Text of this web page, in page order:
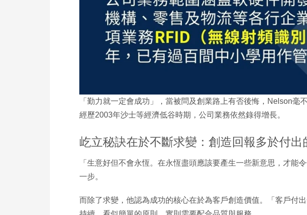
「勤力就一定會成功」，當被問及創業路上有否後悔，Nelson
經歷2003年沙士等經濟低谷時期，公司業務依然錄得增長。
屹立秘訣在於不斷求變：創造回報多於付出
「生意好但不會永恆。在永恆盡頭應該要產生一些新意思，才
一步。
而除了求變，他認為成功的核心在於為客戶創造價值。「客戶付